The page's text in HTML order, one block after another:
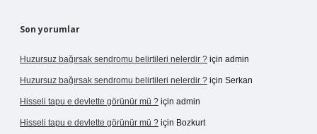
Son yorumlar
Huzursuz bağırsak sendromu belirtileri nelerdir ? için admin
Huzursuz bağırsak sendromu belirtileri nelerdir ? için Serkan
Hisseli tapu e devlette görünür mü ? için admin
Hisseli tapu e devlette görünür mü ? için Bozkurt